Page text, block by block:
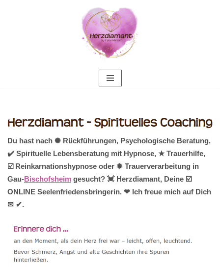
Du hast nach ✺ Rückführungen, Psychologische Beratung,
✔️ Spirituelle Lebensberatung mit Hypnose, ★ Trauerhilfe,
☑️ Reinkarnationshypnose oder ✹ Trauerverarbeitung in
Gau-Bischofsheim gesucht? 💓️ Herzdiamant, Deine ☑️
ONLINE Seelenfriedensbringerin. ❤ Ich freue mich auf Dich
✉ ✔.